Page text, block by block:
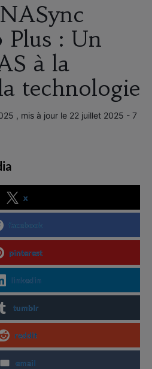
: Un
à la
technologie
, mis à jour le 22 juillet 2025 - 7
x
facebook
pinterest
linkedin
tumblr
reddit
email